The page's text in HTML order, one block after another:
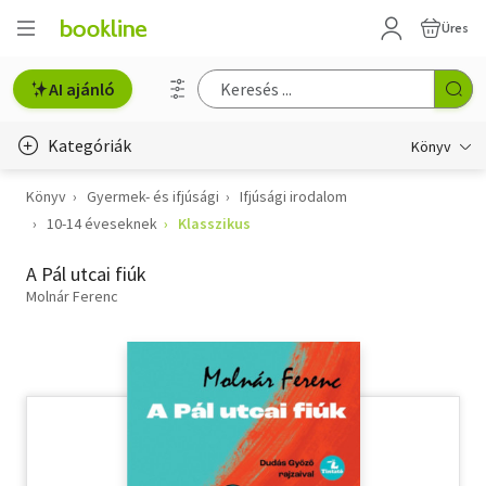
Üres
AI ajánló
Kategóriák Könyv
Életmód, egészség
Gyermek- és ifjúsági
Hobbi, szabadidő
Könyv Gyermek- és ifjúsági
Ifjúsági irodalom
10-14 éveseknek
Klasszikus
A Pál utcai fiúk
Molnár Ferenc